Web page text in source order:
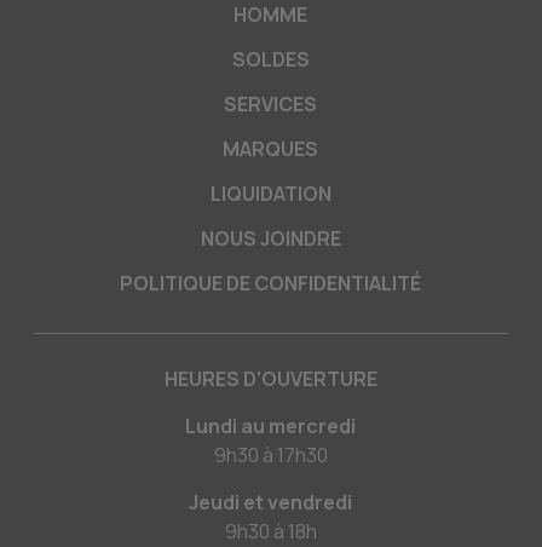
HOMME
SOLDES
SERVICES
MARQUES
LIQUIDATION
NOUS JOINDRE
POLITIQUE DE CONFIDENTIALITÉ
HEURES D'OUVERTURE
Lundi au mercredi
9h30 à 17h30
Jeudi et vendredi
9h30 à 18h